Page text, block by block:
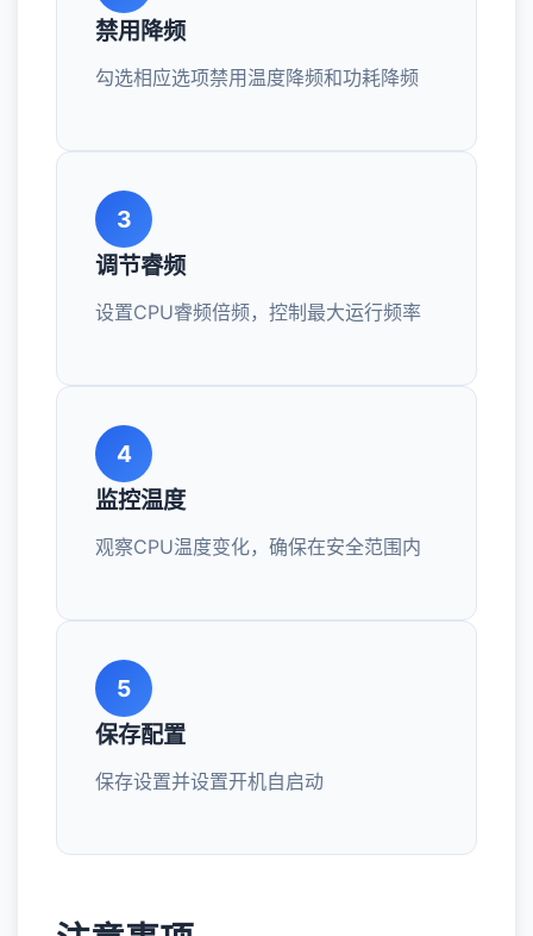
禁用降频
勾选相应选项禁用温度降频和功耗降频
3
调节睿频
设置CPU睿频倍频，控制最大运行频率
4
监控温度
观察CPU温度变化，确保在安全范围内
5
保存配置
保存设置并设置开机自启动